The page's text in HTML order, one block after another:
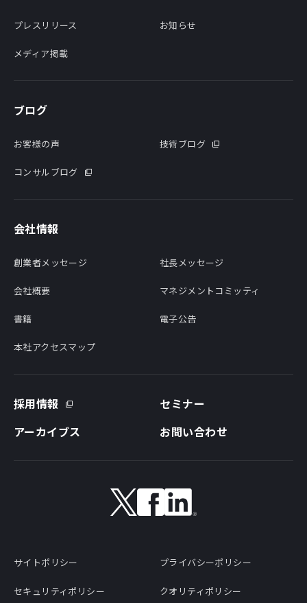
プレスリリース お知らせ
メディア掲載
ブログ
お客様の声 技術ブログ
コンサルブログ
会社情報
創業者メッセージ 社長メッセージ
会社概要 マネジメントコミッティ
書籍 電子公告
本社アクセスマップ
採用情報
セミナー
アーカイブス
お問い合わせ
サイトポリシー プライバシーポリシー
セキュリティポリシー クオリティポリシー